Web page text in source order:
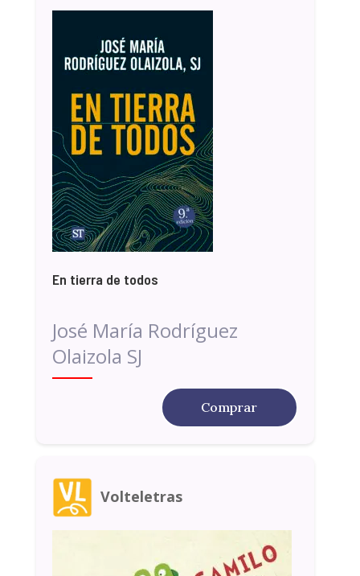
En tierra de todos
José María Rodríguez
Olaizola SJ
Comprar
Volteletras